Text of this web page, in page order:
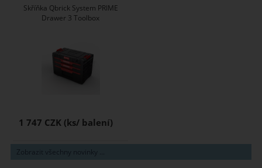
Skříňka Qbrick System PRIME
Drawer 3 Toolbox
1 747 CZK
Zobrazit všechny novinky ...